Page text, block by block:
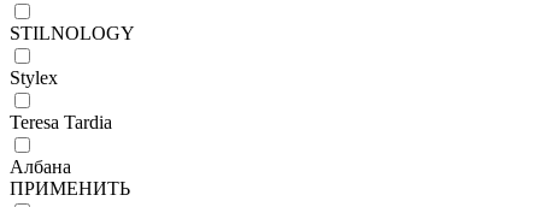
STILNOLOGY
Stylex
Teresa Tardia
Албана
ПРИМЕНИТЬ